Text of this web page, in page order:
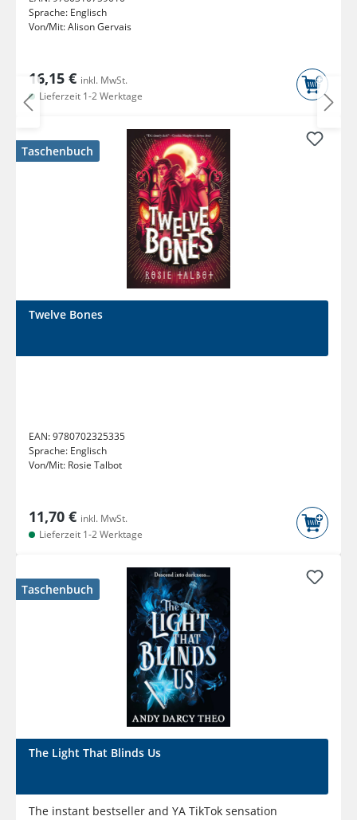
Sprache: Englisch
Von/Mit:Alison Gervais
16,15 € inkl. MwSt.
Lieferzeit 1-2 Werktage
Taschenbuch
Twelve Bones
EAN:9780702325335
Sprache: Englisch
Von/Mit: Rosie Talbot
11,70 € inkl. MwSt.
Lieferzeit 1-2 Werktage
Taschenbuch
The Light That Blinds Us
The instant bestseller and YA TikTok sensation